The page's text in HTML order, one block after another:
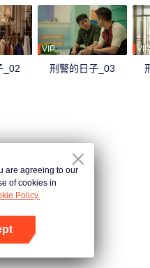
长。师父全无保留的教导、战友们
他真正认识到一个刑警肩上的责任
倍感光荣。
_02
VIP
刑警的日子_03
VIP
are agreeing to our
of cookies in
Policy.